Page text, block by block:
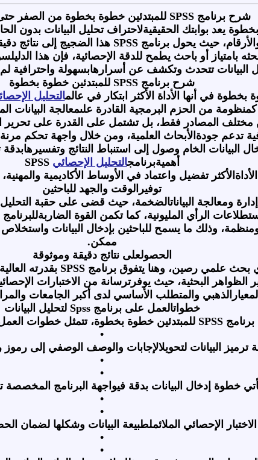
شرح برنامج SPSS
للمبتدئين خطوة بخطوة من الصفر
يعد بوابتك الحقيقيةلاحتراف تحليل البيانات بدون
حيث يحول برنامج SPSS هذا الضجيج إلى نتائج
بامتياز أو باحث يطمح للدقة الإحصائية، فإن هذا
البيانات تتحدث وتكشف عن أسرارهابسهولة واحترافية
شرح برنامج
للمبتدئين خطوة بخطوة
بخطوة في أنها الأداة الأكثر ابتكار في عالمالتحليل
من الحزم البرمجية القادرة علىمعالجة البيانات
مختلف المصادر فقط، بل تشتمل على القدرة على تحرير
تدعم جودةالأبحاث العلمية، ومن خلال واجهة تحكم مرنة
البيانات الخام وصول إلى استنباط النتائج
أهميةبرنامجالتحليل الإحصائي SPSS
الأداةالأكثر تفضيل واعتماد في الأوساط الأكاديمية
توفيرالوقت والجهد للباحثين
إدارة ومعالجة البياناتالضخمة، حيث قضى على حقبة
الرأي المليونية، كما تكمن القوة
وذلك ما يسمح للباحثين بإدخال البيانات
ممكن.
الحصولعلى نتائج دقيقة وموثوقة
بحث علمي رصين، وهنا يتفوق برنامج SPSS
بقدرته
الظواهر البحثية، حيث يوفرترسانة من الاختبارات
والمتطلب الأساسي لدى أكبر الجامعات
خطواتالعمل على برنامج Spss
لتحليل البيانات
SPSS للمبتدئين خطوة بخطوة، تتمثل خطوات
•
ترميز البيانات لتحويلالإجابات والوصف الوصفي إلى
•
•
خطوة إدخال البيانات بدقة فيواجهة البرنامج المخصصة
•
•
الاختبار الإحصائي الملائملطبيعة البيانات وشكلها
•
•